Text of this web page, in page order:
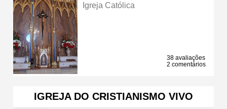
Igreja Católica
38 avaliações
2 comentários
IGREJA DO CRISTIANISMO VIVO